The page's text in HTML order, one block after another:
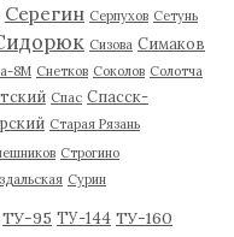
Серегин Серпухов Сетунь
Сизова Симаков
8М Снетков Соколов Солотча
Спас Спасск-
Старая Рязань
Строгино
Сурин
ТУ-95 ТУ-144 ТУ-160